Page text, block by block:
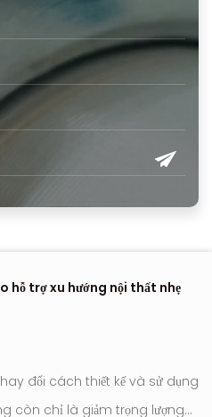
hỗ trợ xu hướng nội thất nhẹ
đổi cách thiết kế và sử dụng
còn chỉ là giảm trọng lượng